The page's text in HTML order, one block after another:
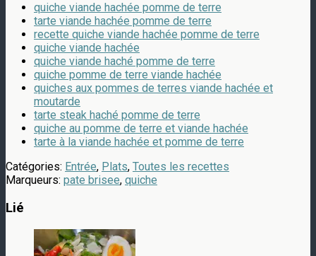
quiche viande hachée pomme de terre
tarte viande hachée pomme de terre
recette quiche viande hachée pomme de terre
quiche viande hachée
quiche viande haché pomme de terre
quiche pomme de terre viande hachée
quiches aux pommes de terres viande hachée et
moutarde
tarte steak haché pomme de terre
quiche au pomme de terre et viande hachée
tarte à la viande hachée et pomme de terre
Catégories: Entrée, Plats, Toutes les recettes
Marqueurs: pate brisee, quiche
Lié